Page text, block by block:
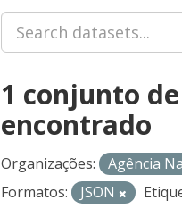
1 conjunto
encontrado
Organizações: Agência
Formatos:
JSON